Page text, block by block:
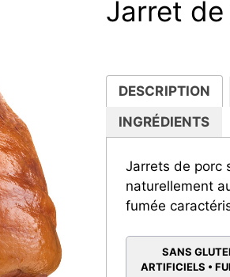
Jarret de
DESCRIPTION
INGRÉDIENTS
Jarrets de porc
naturellement
fumée
SANS
ARTIFICIELS •